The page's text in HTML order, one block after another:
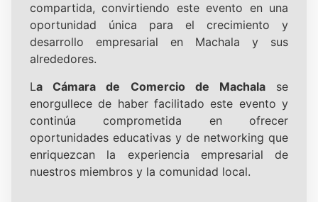
compartida, convirtiendo este evento en una
oportunidad única para el crecimiento y
desarrollo empresarial en Machala y sus
alrededores.
La Cámara de Comercio de Machalase
enorgullece de haber facilitado este evento y
continúa comprometida en ofrecer
oportunidades educativas y de networking que
enriquezcan la experiencia empresarial de
nuestros miembros y la comunidad local.